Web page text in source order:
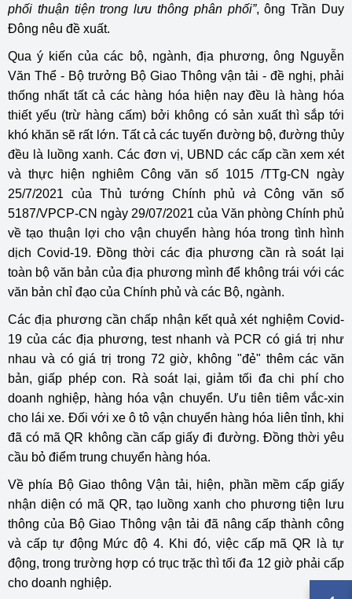
phối thuận tiện trong lưu thông phân phối”, ông Trần Duy
Đông nêu đề xuất.
Qua ý kiến của các bộ, ngành, địa phương, ông Nguyễn
Văn Thể - Bộ trưởng Bộ Giao Thông vận tải - đề nghị, phải
thống nhất tất cả các hàng hóa hiện nay đều là hàng hóa
thiết yếu (trừ hàng cấm) bởi không có sản xuất thì sắp tới
khó khăn sẽ rất lớn. Tất cả các tuyến đường bộ, đường thủy
đều là luồng xanh. Các đơn vị, UBND các cấp cần xem xét
và thực hiện nghiêm Công văn số 1015 /TTg-CN ngày
25/7/2021 của
Thủ tướng Chính phủ và Công văn số
5187/VPCP-CN ngày 29/07/2021 của Văn phòng Chính phủ
về tạo thuận lợi cho vận chuyển hàng hóa trong tình hình
dịch Covid-19. Đồng thời các địa phương cần rà soát lại
toàn bộ văn bản của địa phương mình để không trái với các
văn bản chỉ đạo của Chính phủ và các Bộ, ngành.
Các địa phương cần chấp nhận kết quả xét nghiệm Covid-
19 của các địa phương, test nhanh và PCR có giá trị như
nhau và có giá trị trong 72 giờ, không "đẻ" thêm các văn
bản, giấp phép con. Rà soát lại, giảm tối đa chi phí cho
doanh nghiệp, hàng hóa vận chuyển. Ưu tiên tiêm vắc-xin
cho lái xe. Đối với xe ô tô vận chuyển hàng hóa liên tỉnh, khi
đã có mã QR không cần cấp giấy đi đường. Đồng thời yêu
cầu bỏ điểm trung chuyển hàng hóa.
Về phía Bộ Giao thông Vận tải, hiện, phần mềm cấp giấy
nhận diện có mã QR, tạo luồng xanh cho phương tiện lưu
thông của Bộ Giao Thông vận tải đã nâng cấp thành công
và cấp tự động Mức độ 4. Khi đó, việc cấp mã QR là tự
động, trong trường hợp có trục trặc thì tối đa 12 giờ phải cấp
cho doanh nghiệp.